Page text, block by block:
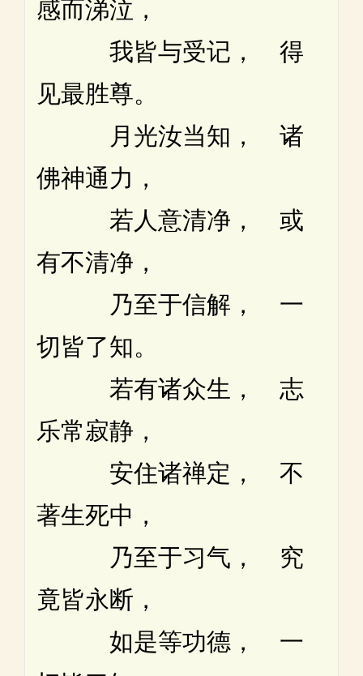
感而涕泣，
我皆与受记， 得
见最胜尊。
月光汝当知， 诸
佛神通力，
若人意清净， 或
有不清净，
乃至于信解， 一
切皆了知。
若有诸众生， 志
乐常寂静，
安住诸禅定， 不
著生死中，
乃至于习气， 究
竟皆永断，
如是等功德， 一